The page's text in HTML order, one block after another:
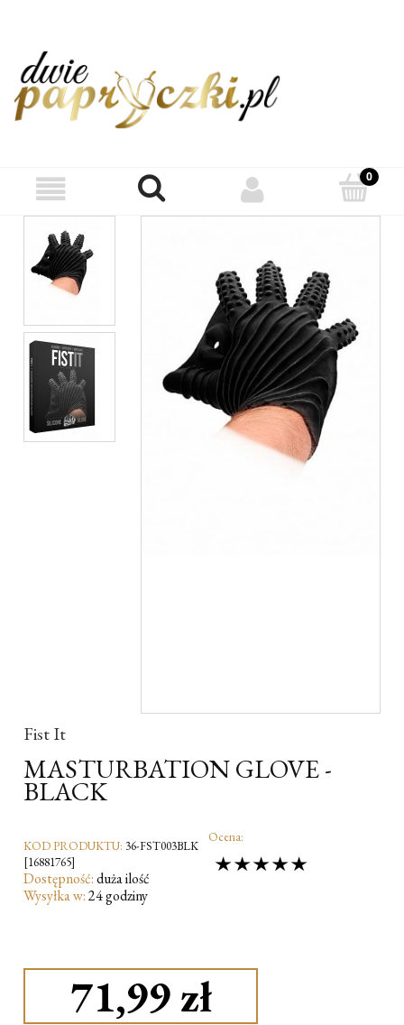
Fist It
MASTURBATION GLOVE -
BLACK
KOD PRODUKTU: 36-FST003BLK
[16881765]
Dostępność:duża ilość
Wysyłka w:24 godziny
Ocena:
71,99 zł